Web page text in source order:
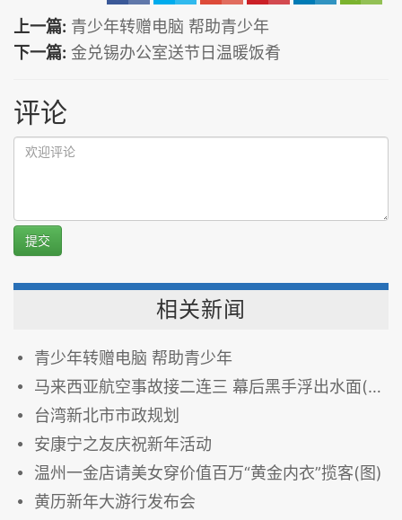
上一篇: 青少年转赠电脑 帮助青少年
下一篇: 金兑锡办公室送节日温暖饭肴
评论
提交
相关新闻
青少年转赠电脑 帮助青少年
马来西亚航空事故接二连三 幕后黑手浮出水面(图)
台湾新北市市政规划
安康宁之友庆祝新年活动
温州一金店请美女穿价值百万“黄金内衣”揽客(图)
黄历新年大游行发布会